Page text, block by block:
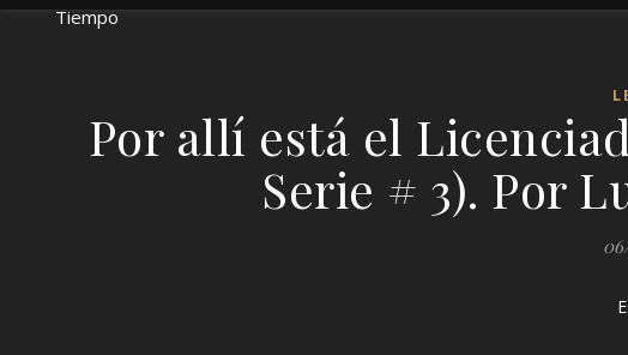
Por allí está el
Serie # 3). Por